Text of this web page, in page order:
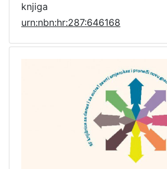
knjiga
urn:nbn:hr:287:646168